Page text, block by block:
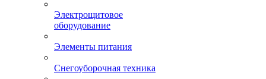
Электрощитовое
оборудование
Элементы питания
Снегоуборочная техника